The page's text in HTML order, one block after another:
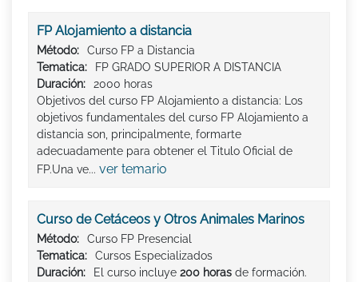
FP Alojamiento a distancia
Método:
Curso FP a Distancia
Tematica:
FP GRADO SUPERIOR A DISTANCIA
Duración:
2000 horas
Objetivos del curso FP Alojamiento a distancia: Los
objetivos fundamentales del curso FP Alojamiento a
distancia son, principalmente, formarte
adecuadamente para obtener el Titulo Oficial de
FP.Una ve... ver temario
Curso de Cetáceos y Otros Animales Marinos
Método:
Curso FP Presencial
Tematica:
Cursos Especializados
Duración:
El curso incluye 200 horas de formación.